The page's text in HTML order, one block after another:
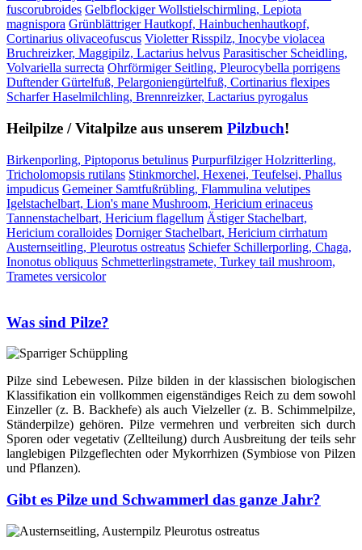
fuscorubroides Gelbflockiger Wollstielschirmling, Lepiota
magnispora Grünblättriger Hautkopf, Hainbuchenhautkopf,
Cortinarius olivaceofuscus Violetter Risspilz, Inocybe violacea
Bruchreizker, Maggipilz, Lactarius helvus Parasitischer Scheidling,
Volvariella surrecta Ohrförmiger Seitling, Pleurocybella porrigens
Duftender Gürtelfuß, Pelargoniengürtelfuß, Cortinarius flexipes
Scharfer Haselmilchling, Brennreizker, Lactarius pyrogalus
Heilpilze / Vitalpilze aus unserem Pilzbuch!
Birkenporling, Piptoporus betulinus Purpurfilziger Holzritterling,
Tricholomopsis rutilans Stinkmorchel, Hexenei, Teufelsei, Phallus
impudicus Gemeiner Samtfußrübling, Flammulina velutipes
Igelstachelbart, Lion's mane Mushroom, Hericium erinaceus
Tannenstachelbart, Hericium flagellum Ästiger Stachelbart,
Hericium coralloides Dorniger Stachelbart, Hericium cirrhatum
Austernseitling, Pleurotus ostreatus Schiefer Schillerporling, Chaga,
Inonotus obliquus Schmetterlingstramete, Turkey tail mushroom,
Trametes versicolor
Was sind Pilze?
Pilze sind Lebewesen. Pilze bilden in der klassischen biologischen
Klassifikation ein vollkommen eigenständiges Reich zu dem sowohl
Einzeller (z. B. Backhefe) als auch Vielzeller (z. B. Schimmelpilze,
Ständerpilze) gehören. Pilze vermehren und verbreiten sich durch
Sporen oder vegetativ (Zellteilung) durch Ausbreitung der teils sehr
langlebigen Pilzgeflechten oder Mykorrhizen (Symbiose von Pilzen
und Pflanzen).
Gibt es Pilze und Schwammerl das ganze Jahr?